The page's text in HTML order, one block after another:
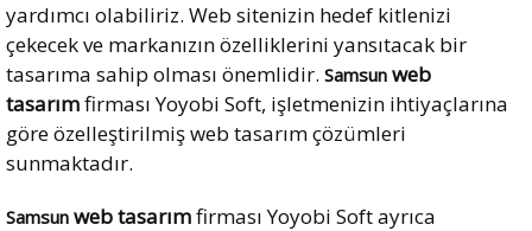
yardımcı olabiliriz. Web sitenizin hedef kitlenizi
çekecek ve markanızın özelliklerini yansıtacak bir
tasarıma sahip olması önemlidir. Samsun web
tasarımfirması Yoyobi Soft, işletmenizin ihtiyaçlarına
göre özelleştirilmiş web tasarım çözümleri
sunmaktadır.
Samsun web tasarımfirması Yoyobi Soft ayrıca